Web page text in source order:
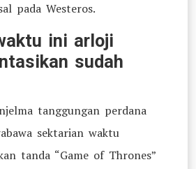
pada Westeros.
ini arloji
sudah
tanggungan perdana
sektarian waktu
tanda “Game of Thrones”